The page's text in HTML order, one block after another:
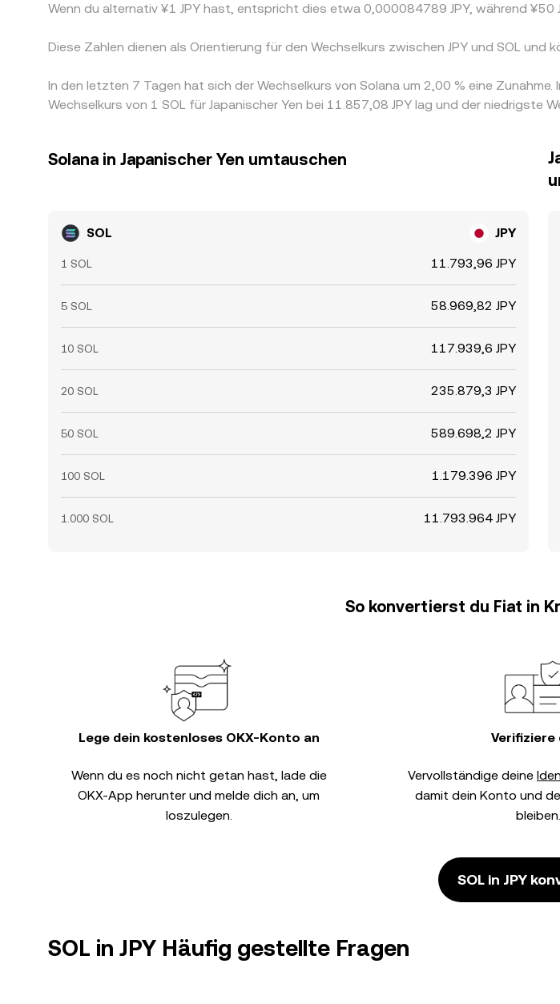
Wenn du alternativ ¥1 JPY hast, entspricht dies etwa 0,000084789 JPY, während ¥50
Diese Zahlen dienen als Orientierung für den Wechselkurs zwischen JPY und SOL und
In den letzten 7 Tagen hat sich der Wechselkurs von Solana um 2,00 % eine
Wechselkurs von 1 SOL für Japanischer Yen bei 11.857,08 JPY lag und der niedrigste
Solana in Japanischer Yen umtauschen
SOL JPY
1 SOL 11.793,96 JPY
5 SOL 58.969,82 JPY
10 SOL 117.939,6 JPY
20 SOL 235.879,3 JPY
50 SOL 589.698,2 JPY
100 SOL 1.179.396 JPY
1.000 SOL 11.793.964 JPY
So konvertierst du Fiat in
Lege dein kostenloses OKX-Konto an
Wenn du es noch nicht getan hast, lade die
OKX-App herunter und melde dich an, um
loszulegen.
Verifiziere
Vervollständige deine
damit dein Konto und
bleiben.
SOL in JPY
SOL in JPY Häufig gestellte Fragen